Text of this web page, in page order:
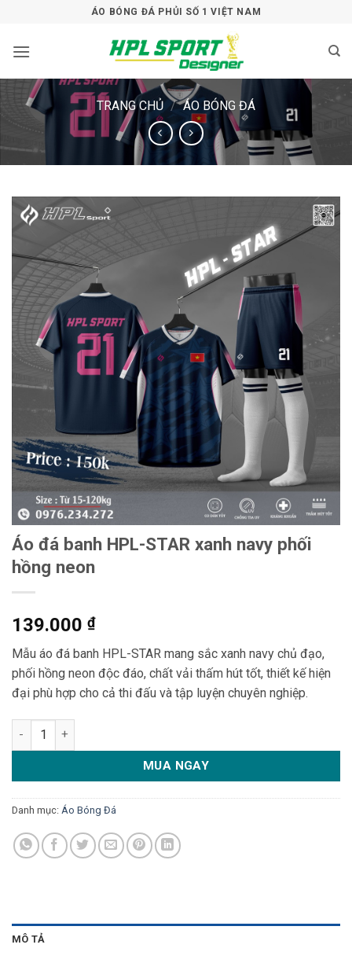
nội
ÁO BÓNG ĐÁ PHỦI SỐ 1 VIỆT NAM
TRANG CHỦ / ÁO BÓNG ĐÁ
Áo đá banh HPL-STAR xanh navy phối
hồng neon
139.000 ₫
Mẫu áo đá banh HPL-STAR mang sắc xanh navy chủ đạo,
phối hồng neon độc đáo, chất vải thấm hút tốt, thiết kế hiện
đại phù hợp cho cả thi đấu và tập luyện chuyên nghiệp.
Áo đá banh HPL-STAR xanh navy phối hồng neon số lượng
MUA NGAY
Danh mục: Áo Bóng Đá
MÔ TẢ